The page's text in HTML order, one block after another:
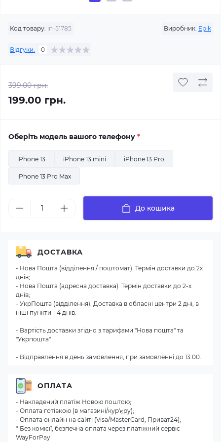
Код товару: in-51785 Виробник: Epik
Відгуки: 0
399.00 грн.
199.00 грн.
Оберіть модель вашого телефону *
iPhone 13 iPhone 13 mini iPhone 13 Pro
iPhone 13 Pro Max
До кошика
ДОСТАВКА
- Нова Пошта (відділення / поштомат). Термін доставки до 2х
днів;
- Нова Пошта (адресна доставка). Термін доставки до 2-х
днів;
- УкрПошта (відділення). Доставка в обласні центри 2 дні, в
інші пункти - 4 днів.
- Вартість доставки згідно з тарифами "Нова пошта" та
"Укрпошта"
- Відправлення в день замовлення, при замовленні до 13.00.
ОПЛАТА
- Накладений платіж Новою поштою;
- Оплата готівкою (в магазині/кур'єру);
- Оплата онлайн на сайті (Visa/MasterCard, Приват24);
* Без комісії, безпечна оплата через платіжний сервіс
WayForPay